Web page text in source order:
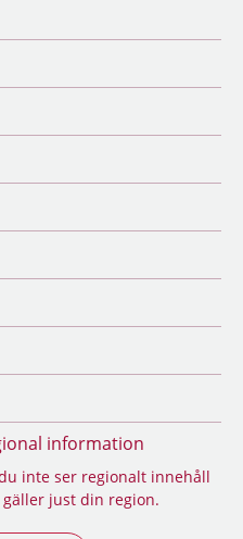
information
inte ser regionalt innehåll
just din region.